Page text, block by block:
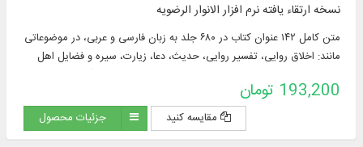
نسخه ارتقاء یافته نرم افزار الانوار الرضویه
متن کامل ۱۴۲ عنوان کتاب در ۶۸۰ جلد به زبان فارسی و عربی، در موضوعاتی
مانند: اخلاق روایی، تفسیر روایی، حدیث، دعا، زیارت، سیره و فضایل اهل
زبان عربی و فارسی در ۶۲ جلد و ...
193,200 تومان
مقایسه کنید جزئیات محصول